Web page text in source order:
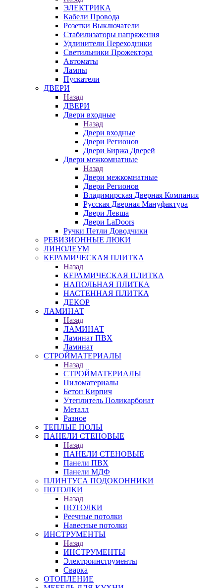
ЭЛЕКТРИКА
Кабели Провода
Розетки Выключатели
Стабилизаторы напряжения
Удлинители Переходники
Светильники Прожектора
Автоматы
Лампы
Пускатели
ДВЕРИ
Назад
ДВЕРИ
Двери входные
Назад
Двери входные
Двери Регионов
Двери Биржа Дверей
Двери межкомнатные
Назад
Двери межкомнатные
Двери Регионов
Владимирская Дверная Компания
Русская Дверная Мануфактура
Двери Левша
Двери LaDoors
Ручки Петли Доводчики
РЕВИЗИОННЫЕ ЛЮКИ
ЛИНОЛЕУМ
КЕРАМИЧЕСКАЯ ПЛИТКА
Назад
КЕРАМИЧЕСКАЯ ПЛИТКА
НАПОЛЬНАЯ ПЛИТКА
НАСТЕННАЯ ПЛИТКА
ДЕКОР
ЛАМИНАТ
Назад
ЛАМИНАТ
Ламинат ПВХ
Ламинат
СТРОЙМАТЕРИАЛЫ
Назад
СТРОЙМАТЕРИАЛЫ
Пиломатериалы
Бетон Кирпич
Утеплитель Поликарбонат
Металл
Разное
ТЕПЛЫЕ ПОЛЫ
ПАНЕЛИ СТЕНОВЫЕ
Назад
ПАНЕЛИ СТЕНОВЫЕ
Панели ПВХ
Панели МДФ
ПЛИНТУСА ПОДОКОННИКИ
ПОТОЛКИ
Назад
ПОТОЛКИ
Реечные потолки
Навесные потолки
ИНСТРУМЕНТЫ
Назад
ИНСТРУМЕНТЫ
Электроинструменты
Сварка
ОТОПЛЕНИЕ